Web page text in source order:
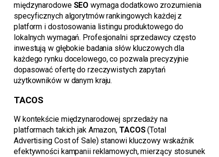
międzynarodowe SEO wymaga dodatkowo zrozumienia
specyficznych algorytmów rankingowych każdej z
platform i dostosowania listingu produktowego do
lokalnych wymagań. Profesjonalni sprzedawcy często
inwestują w głębokie badania słów kluczowych dla
każdego rynku docelowego, co pozwala precyzyjnie
dopasować ofertę do rzeczywistych zapytań
użytkowników w danym kraju.
TACOS
W kontekście międzynarodowej sprzedaży na
platformach takich jak Amazon, TACOS(Total
Advertising Cost of Sale) stanowi kluczowy wskaźnik
efektywności kampanii reklamowych, mierzący stosunek